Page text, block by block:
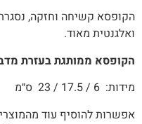
הקופסא קשיחה וחזקה,
ואלגנטית מאוד.
הקופסא ממותגת בעזרת
מידות: 6 / 17.5 / 23 ס״מ
אפשרות להוסיף עוד